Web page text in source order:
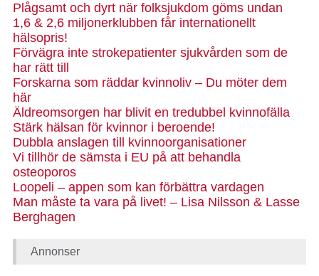
Plågsamt och dyrt när folksjukdom göms undan
1,6 & 2,6 miljonerklubben får internationellt
hälsopris!
Förvägra inte strokepatienter sjukvården som de
har rätt till
Forskarna som räddar kvinnoliv – Du möter dem
här
Äldreomsorgen har blivit en tredubbel kvinnofälla
Stärk hälsan för kvinnor i beroende!
Dubbla anslagen till kvinnoorganisationer
Vi tillhör de sämsta i EU på att behandla
osteoporos
Loopeli – appen som kan förbättra vardagen
Man måste ta vara på livet! – Lisa Nilsson & Lasse
Berghagen
Annonser